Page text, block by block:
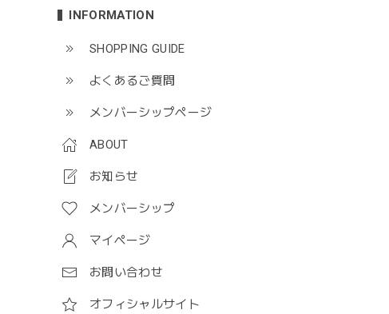
INFORMATION
SHOPPING GUIDE
よくあるご質問
メンバーシップページ
ABOUT
お知らせ
メンバーシップ
マイページ
お問い合わせ
オフィシャルサイト